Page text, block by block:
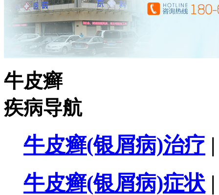
牛皮癣
疾病导航
牛皮癣(银屑病)治疗 |
牛皮癣(银屑病)症状 |